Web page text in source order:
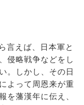
言えば、日本軍と
侵略戦争などをし
。しかし、その日
よって周恩来が重
を藩漢年に伝え、